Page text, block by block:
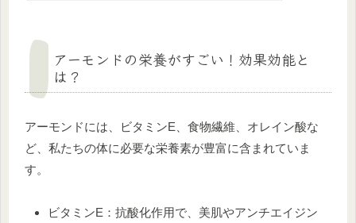
アーモンドの栄養がすごい！効果効能と
は？
アーモンドには、ビタミンE、食物繊維、オレイン酸な
ど、私たちの体に必要な栄養素が豊富に含まれていま
す。
ビタミンE：抗酸化作用で、美肌やアンチエイジン